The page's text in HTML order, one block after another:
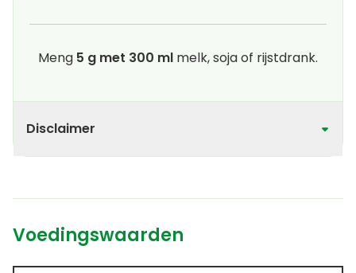
Meng 5 g met 300 ml melk, soja of rijstdrank.
Disclaimer
Voedingswaarden